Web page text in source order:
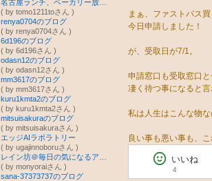
( by tomo1211toさん )
renya0704のブログ
( by renya0704さん )
6d196のブログ
( by 6d196さん )
odasn12のブログ
( by odasn12さん )
mm3617のブログ
( by mm3617さん )
kuru1kmta2のブログ
( by kuru1kmta2さん )
mitsuisakuraのブログ
( by mitsuisakuraさん )
エッジAIラボラトリー
( by ugajinnoboruさん )
( by monyoraiさん )
sana-37373737のブログ
まぁ、ファストパス買
今日申請しました！
が、受取日が7/1。
申請窓口も受取窓口と
凄く待つ事になると言
私は人生はこんな物な
良い事も悪い事も、
いいね
4